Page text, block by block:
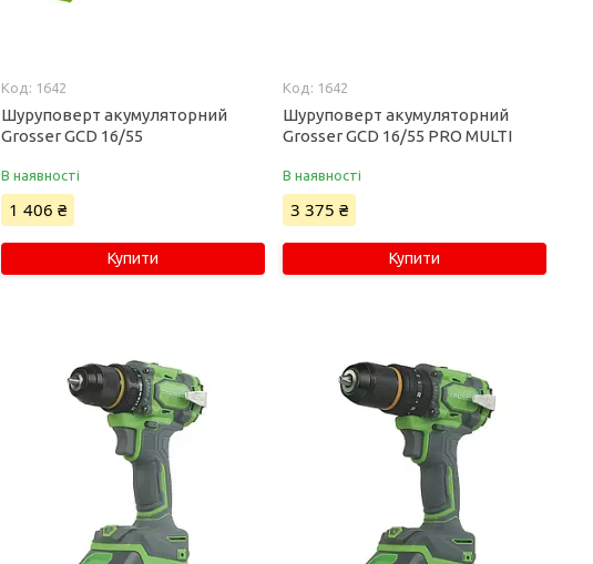
1642
Шуруповерт акумуляторний
Grosser GCD 16/55
В наявності
1 406 ₴
Купити
1642
Шуруповерт акумуляторний
Grosser GCD 16/55 PRO MULTI
В наявності
3 375 ₴
Купити